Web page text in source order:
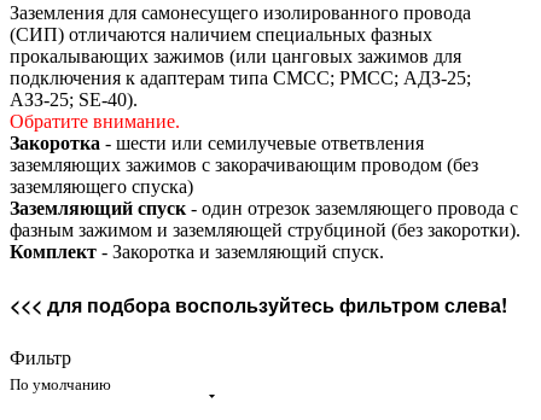
Заземления для самонесущего изолированного провода
(СИП) отличаются наличием специальных фазных
прокалывающих зажимов (или цанговых зажимов для
подключения к адаптерам типа CMCC; PMCC; АДЗ-25;
АЗЗ-25; SE-40).
Обратите внимание.
Закоротка - шести или семилучевые ответвления
заземляющих зажимов с закорачивающим проводом (без
заземляющего спуска)
Заземляющий спуск - один отрезок заземляющего провода с
фазным зажимом и заземляющей струбциной (без закоротки).
Комплект - Закоротка и заземляющий спуск.
<<< для подбора воспользуйтесь фильтром слева!
Фильтр
По умолчанию